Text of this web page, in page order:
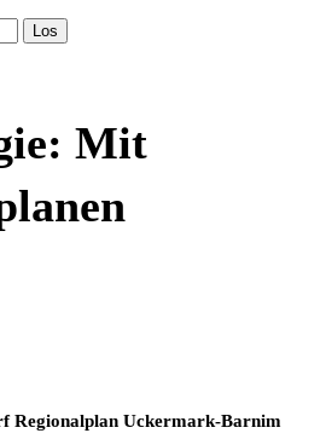
Mit
Regionalplan Uckermark-Barnim